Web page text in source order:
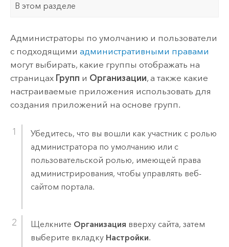
В этом разделе
Администраторы по умолчанию и пользователи
с подходящими административными правами
могут выбирать, какие группы отображать на
страницах Групп и Организации, а также какие
настраиваемые приложения использовать для
создания приложений на основе групп.
Убедитесь, что вы вошли как участник с ролью
администратора по умолчанию или с
пользовательской ролью, имеющей права
администрирования, чтобы управлять веб-
сайтом портала.
Щелкните Организация вверху сайта, затем
выберите вкладку Настройки.